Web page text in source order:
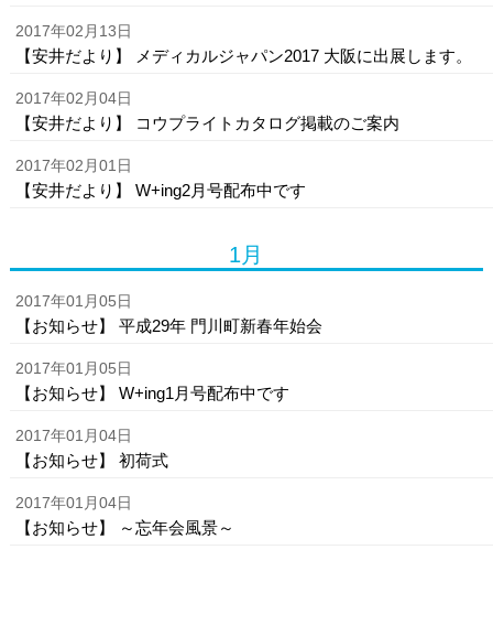
2017年02月13日
【安井だより】 メディカルジャパン2017 大阪に出展します。
2017年02月04日
【安井だより】 コウプライトカタログ掲載のご案内
2017年02月01日
【安井だより】 W+ing2月号配布中です
1月
2017年01月05日
【お知らせ】 平成29年 門川町新春年始会
2017年01月05日
【お知らせ】 W+ing1月号配布中です
2017年01月04日
【お知らせ】 初荷式
2017年01月04日
【お知らせ】 ～忘年会風景～